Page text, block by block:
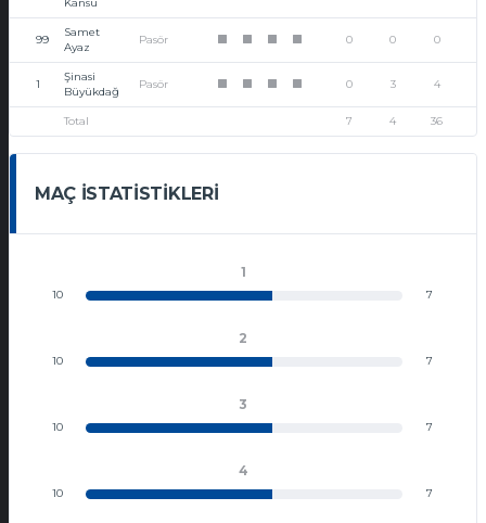
99
Samet
Ayaz
Pasör 0 0 0
1
Şinasi
Büyükdağ
Pasör 0 3 4
Total 7 4 36
MAÇ İSTATISTIKLERI
1
10 7
2
10 7
3
10 7
4
10 7